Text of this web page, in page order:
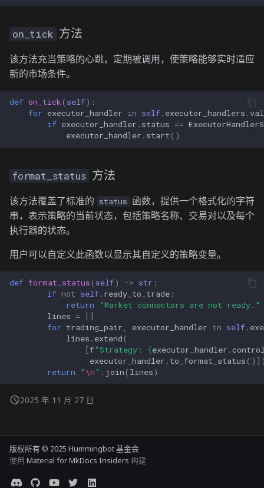
on_tick 方法
该方法充当策略的心跳，定期被调用，使策略能够实时适应
新的市场条件。
def on_tick ( self):
for executor_handler in self. executor_handlers .
if executor_handler . status ==
executor_handler . start ()
format_status 方法
该方法覆盖了标准的 status 函数，提供一个格式化的字符
串，表示策略的当前状态，包括策略名称、交易对以及每个
执行器的状态。
用户可以自定义此函数以显示其自定义的策略变量。
def format_status ( self) -> str :
if not self. ready_to_trade :
return
"Market connectors are not ready."
lines =
[]
for trading_pair , executor_handler in self.
lines . extend (
[f"Strategy: {executor_handler .
executor_handler . to_format_status
return
" \n" . join ( lines)
2025 年 11 月 27 日
版权所有 © 2025 Hummingbot 基金会
使用 Material for MkDocs Insiders 构建